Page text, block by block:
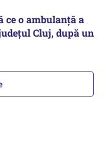
o ambulanță a
Cluj, după un